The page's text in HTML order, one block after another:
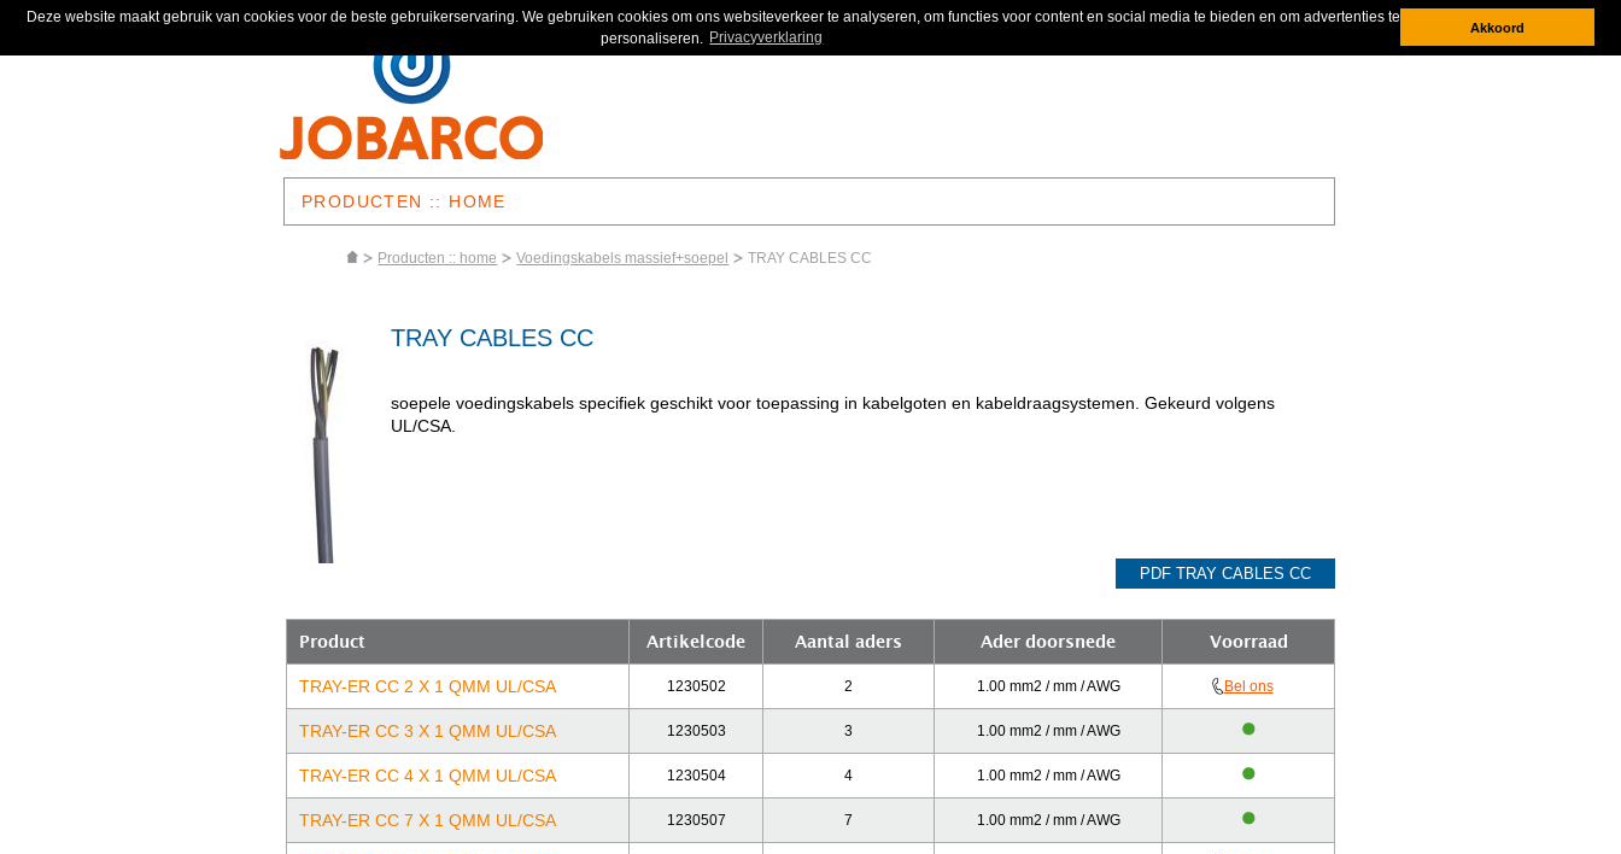
Deze website maakt gebruik van cookies voor de beste gebruikerservaring. We gebruiken cookies om ons websiteverkeer te analyseren, om functies voor content en social media te bieden en om advertenties te
personaliseren.
Privacyverklaring
Akkoord
PRODUCTEN :: HOME
Producten :: home Voedingskabels massief+soepel TRAY CABLES CC
TRAY CABLES CC
soepele voedingskabels specifiek geschikt voor toepassing in kabelgoten en kabeldraagsystemen. Gekeurd volgens
UL/CSA.
PDF TRAY CABLES CC
Product Artikelcode Aantal aders Ader doorsnede Voorraad
TRAY-ER CC 2 X 1 QMM UL/CSA 1230502 2 1.00 mm2 / mm / AWG Bel ons
TRAY-ER CC 3 X 1 QMM UL/CSA 1230503 3 1.00 mm2 / mm / AWG
TRAY-ER CC 4 X 1 QMM UL/CSA 1230504 4 1.00 mm2 / mm / AWG
TRAY-ER CC 7 X 1 QMM UL/CSA 1230507 7 1.00 mm2 / mm / AWG